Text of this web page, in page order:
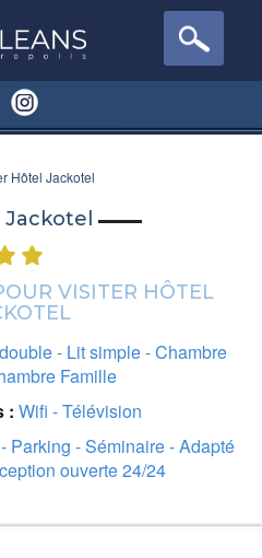
Hôtel Jackotel
VISITER HÔTEL
- Lit simple - Chambre
Famille
: Wifi - Télévision
Parking - Séminaire - Adapté
ouverte 24/24